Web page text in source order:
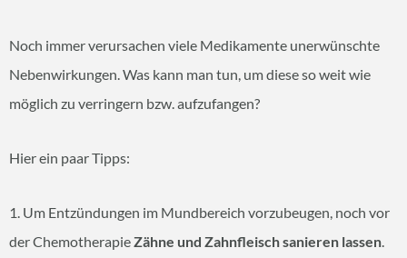
Noch immer verursachen viele Medikamente unerwünschte
Nebenwirkungen. Was kann man tun, um diese so weit wie
möglich zu verringern bzw. aufzufangen?
Hier ein paar Tipps:
1. Um Entzündungen im Mundbereich vorzubeugen, noch vor
der ChemotherapieZähne und Zahnfleisch sanieren lassen.